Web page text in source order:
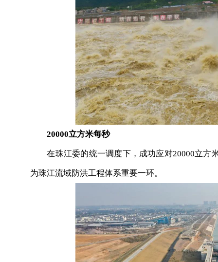
20000立方米每秒
在珠江委的统一调度下，成功应对20000立方
为珠江流域防洪工程体系重要一环。